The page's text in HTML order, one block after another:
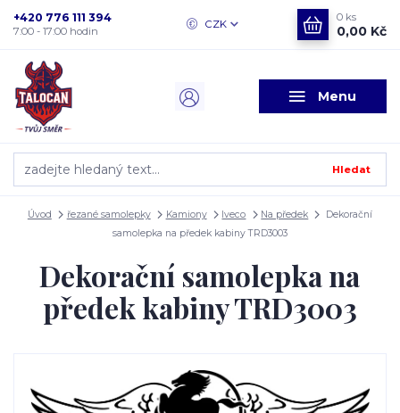
Menu
CZK
Hledat
+420 776 111 394
7:00 - 17:00 hodin
0 ks
0,00 Kč
Úvod řezané samolepky Kamiony Iveco Na předek
Dekorační
samolepka na předek kabiny TRD3003
Dekorační samolepka na
předek kabiny TRD3003